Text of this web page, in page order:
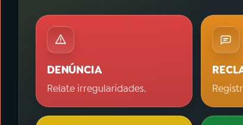
DENÚNCIA
Relate irregularidades.